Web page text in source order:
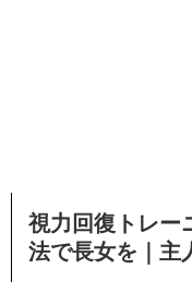
視力回復トレー
法で長女を｜主